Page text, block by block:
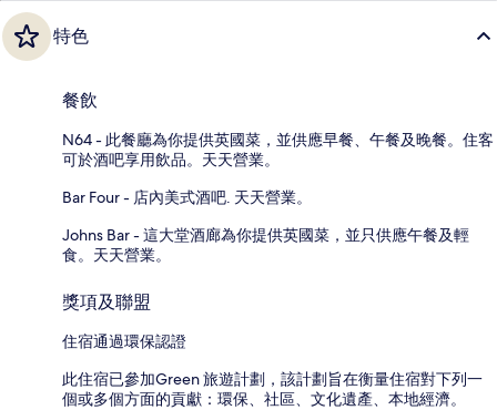
特色
餐飲
N64 - 此餐廳為你提供英國菜，並供應早餐、午餐及晚餐。住客
可於酒吧享用飲品。天天營業。
Bar Four - 店內美式酒吧. 天天營業。
Johns Bar - 這大堂酒廊為你提供英國菜，並只供應午餐及輕
食。天天營業。
獎項及聯盟
住宿通過環保認證
此住宿已參加Green 旅遊計劃，該計劃旨在衡量住宿對下列一
個或多個方面的貢獻：環保、社區、文化遺產、本地經濟。